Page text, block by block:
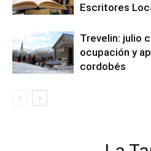
Escritores
Trevelin: julio
ocupación y
cordobés